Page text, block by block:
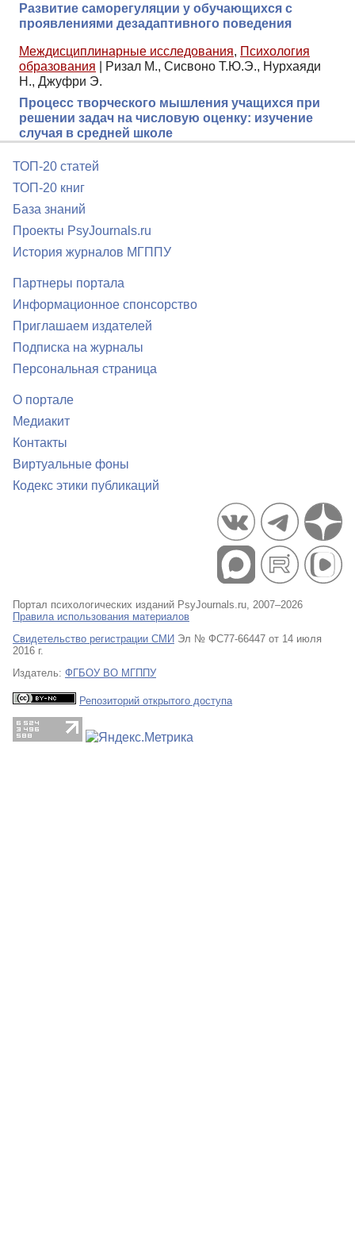
Развитие саморегуляции у обучающихся с
проявлениями дезадаптивного поведения
Междисциплинарные исследования, Психология
образования
Ризал М., Сисвоно Т.Ю.Э., Нурхаяди
Н., Джуфри Э.
Процесс творческого мышления учащихся при
решении задач на числовую оценку: изучение
случая в средней школе
ТОП-20 статей
ТОП-20 книг
База знаний
Проекты PsyJournals.ru
История журналов МГППУ
Партнеры портала
Информационное спонсорство
Приглашаем издателей
Подписка на журналы
Персональная страница
О портале
Медиакит
Контакты
Виртуальные фоны
Кодекс этики публикаций
Портал психологических изданий PsyJournals.ru, 2007–2026
Правила использования материалов
Свидетельство регистрации СМИ Эл № ФС77-66447 от 14 июля
2016 г.
Издатель: ФГБОУ ВО МГППУ
Репозиторий открытого доступа